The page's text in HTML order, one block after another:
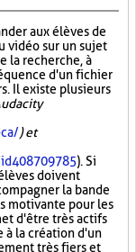
aux élèves de
vidéo sur un sujet
la recherche, à
d'un fichier
Il existe plusieurs
) et
). Si
doivent
la bande
motivante pour les
d'être très actifs
à la création d'un
très fiers et